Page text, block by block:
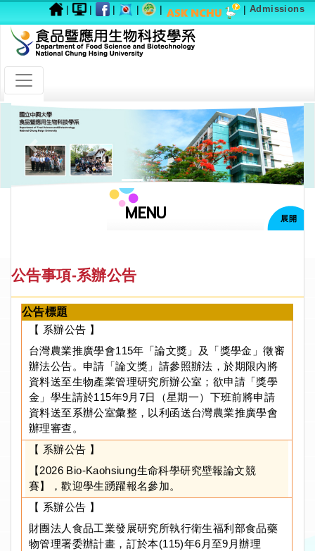
| | | | | | Admissions
Previous Next
MENU 展開
公告事項-系辦公告
公告標題
【 系辦公告 】
台灣農業推廣學會115年「論文獎」及「獎學金」徵審
辦法公告。申請「論文獎」請參照辦法，於期限內將
資料送至生物產業管理研究所辦公室；欲申請「獎學
金」學生請於115年9月7日（星期一）下班前將申請
資料送至系辦公室彙整，以利函送台灣農業推廣學會
辦理審查。
【 系辦公告 】
【2026 Bio-Kaohsiung生命科學研究壁報論文競
賽】，歡迎學生踴躍報名參加。
【 系辦公告 】
財團法人食品工業發展研究所執行衛生福利部食品藥
物管理署委辦計畫，訂於本(115)年6月至9月辦理